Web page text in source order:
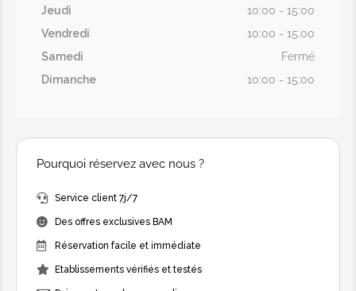
Jeudi
10:00 - 15:00
Vendredi
10:00 - 15:00
Samedi
Fermé
Dimanche
10:00 - 15:00
Pourquoi réservez avec nous ?
Service client 7j/7
Des offres exclusives BAM
Réservation facile et immédiate
Etablissements vérifiés et testés